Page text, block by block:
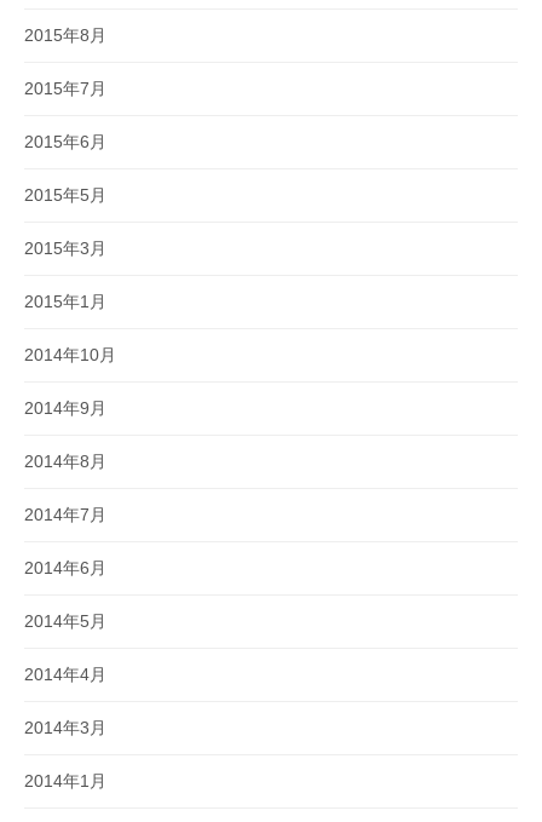
2015年8月
2015年7月
2015年6月
2015年5月
2015年3月
2015年1月
2014年10月
2014年9月
2014年8月
2014年7月
2014年6月
2014年5月
2014年4月
2014年3月
2014年1月